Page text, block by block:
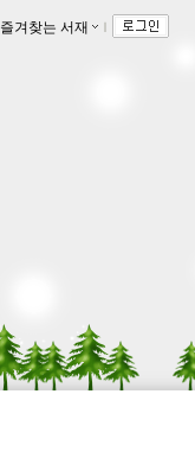
즐겨찾는 서재 ｌ